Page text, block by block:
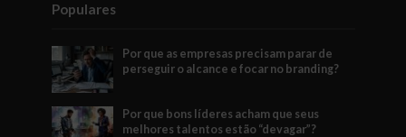
Populares
Por que as empresas precisam parar de
perseguir o alcance e focar no branding?
Por que bons líderes acham que seus
melhores talentos estão “devagar”?